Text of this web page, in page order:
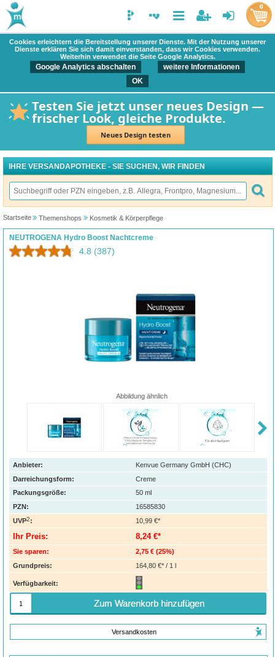
Cookies erleichtern die Bereitstellung unserer Dienste. Mit der Nutzung unserer
Dienste erklären Sie sich damit einverstanden, dass wir Cookies verwenden.
Weiterhin verwendet die Seite Google Analytics.
Google Analytics abschalten
weitere Informationen
OK
Testen Sie jetzt unser neues Design —
frischer Look, gleiche Produkte.
Neues Design testen
0
IHRE VERSANDAPOTHEKE - SIE SUCHEN, WIR FINDEN
Startseite Themenshops Kosmetik & Körperpflege
NEUTROGENA Hydro Boost Nachtcreme
4.8 (387)
Abbildung ähnlich
Anbieter:
Kenvue Germany GmbH (CHC)
Darreichungsform:
Creme
Packungsgröße:
50 ml
PZN:
16585830
UVP2: 10,99 €*
Ihr Preis: 8,24 €*
Sie sparen: 2,75 € (25%)
Grundpreis:
164,80 €* / 1 l
Verfügbarkeit:
Zum Warenkorb hinzufügen
Versandkosten